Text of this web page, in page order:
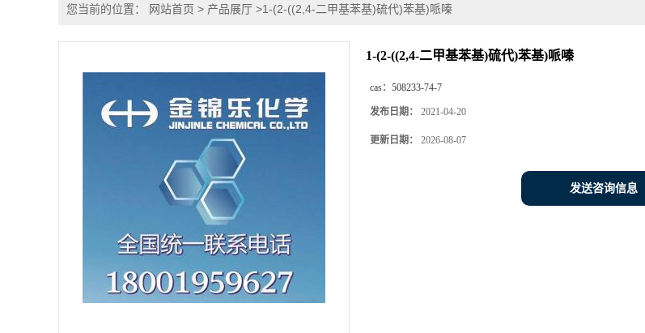
您当前的位置： 网站首页 > 产品展厅 >1-(2-((2,4-二甲基苯基)硫代)苯基)哌嗪
1-(2-((2,4-二甲基苯基)硫代)苯基)哌嗪
cas： 508233-74-7
发布日期： 2021-04-20
更新日期： 2026-08-07
发送咨询信息